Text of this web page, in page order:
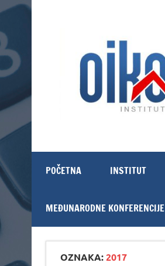
Skip
to
POČETNA INSTITUT
MEĐUNARODNE KONFERENCIJE
OZNAKA:2017